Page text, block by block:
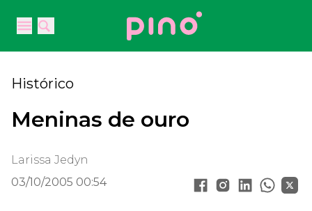
Open main menu
Open main menu
Your Company
Histórico
Meninas de ouro
Larissa Jedyn
03/10/2005 00:54